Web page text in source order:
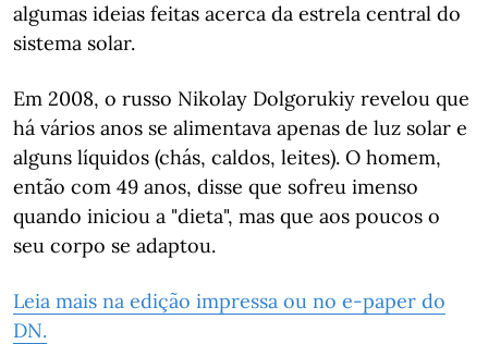
algumas ideias feitas acerca da estrela central do
sistema solar.
Em 2008, o russo Nikolay Dolgorukiy revelou que
há vários anos se alimentava apenas de luz solar e
alguns líquidos (chás, caldos, leites). O homem,
então com 49 anos, disse que sofreu imenso
quando iniciou a "dieta", mas que aos poucos o
seu corpo se adaptou.
Leia mais na edição impressa ou no e-paper do
DN.